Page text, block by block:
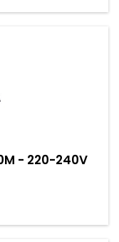
- 220-240V